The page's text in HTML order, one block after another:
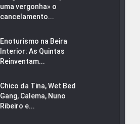
uma vergonha» o
cancelamento...
Enoturismo na Beira
Interior: As Quintas
Reinventam...
Chico da Tina, Wet Bed
Gang, Calema, Nuno
Ribeiro e...